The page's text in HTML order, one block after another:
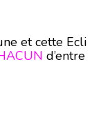
et cette Ecli
d’entre